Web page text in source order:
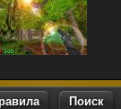
Поиск